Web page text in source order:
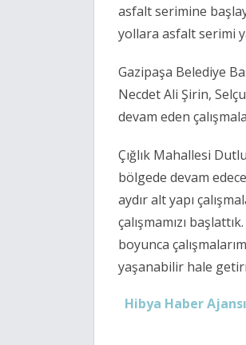
asfalt serimine
yollara asfalt serimi
Gazipaşa Belediye
Necdet Ali Şirin,
devam eden
Çığlık Mahallesi
bölgede devam
aydır alt yapı
çalışmamızı
boyunca
yaşanabilir hale
Hibya Haber Ajansı